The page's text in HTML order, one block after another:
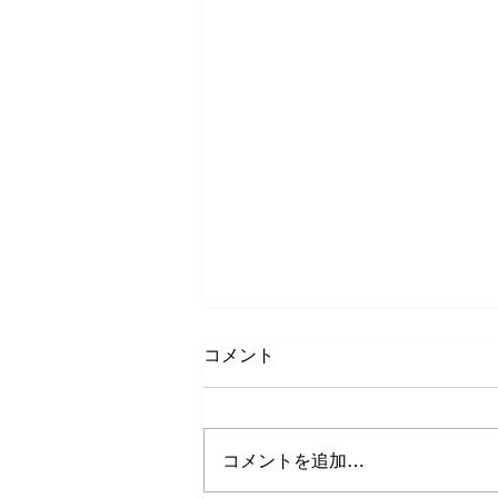
チラシ作りました！
コメント
コメントを追加…